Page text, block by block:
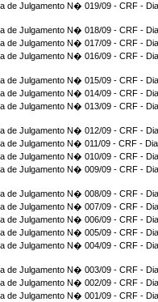
de Julgamento N� 019/09 - CRF -
de Julgamento N� 018/09 - CRF -
de Julgamento N� 017/09 - CRF -
de Julgamento N� 016/09 - CRF -
de Julgamento N� 015/09 - CRF -
de Julgamento N� 014/09 - CRF -
de Julgamento N� 013/09 - CRF -
de Julgamento N� 012/09 - CRF -
de Julgamento N� 011/09 - CRF -
de Julgamento N� 010/09 - CRF -
de Julgamento N� 009/09 - CRF -
de Julgamento N� 008/09 - CRF -
de Julgamento N� 007/09 - CRF -
de Julgamento N� 006/09 - CRF -
de Julgamento N� 005/09 - CRF -
de Julgamento N� 004/09 - CRF -
de Julgamento N� 003/09 - CRF -
de Julgamento N� 002/09 - CRF -
de Julgamento N� 001/09 - CRF -